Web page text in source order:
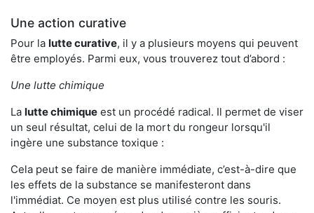
Une action curative
Pour la lutte curative, il y a plusieurs moyens qui peuvent
être employés. Parmi eux, vous trouverez tout d’abord :
Une lutte chimique
La lutte chimique est un procédé radical. Il permet de viser
un seul résultat, celui de la mort du rongeur lorsqu'il
ingère une substance toxique :
Cela peut se faire de manière immédiate, c’est-à-dire que
les effets de la substance se manifesteront dans
l'immédiat. Ce moyen est plus utilisé contre les souris.